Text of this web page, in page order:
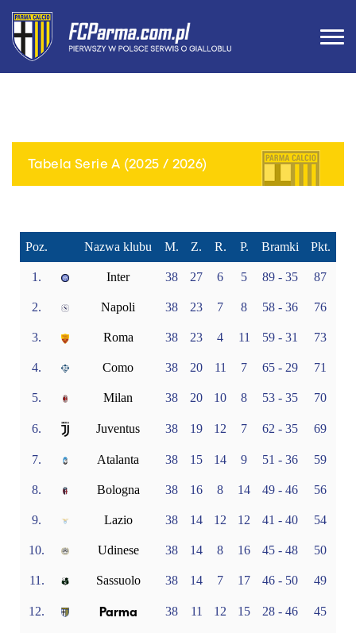
Tabela Serie A (2025 / 2026)
Poz. Nazwa klubu M. Z. R. P. Bramki Pkt.
1. Inter 38 27 6 5 89 - 35 87
2. Napoli 38 23 7 8 58 - 36 76
3. Roma 38 23 4 11 59 - 31 73
4. Como 38 20 11 7 65 - 29 71
5. Milan 38 20 10 8 53 - 35 70
6. Juventus 38 19 12 7 62 - 35 69
7. Atalanta 38 15 14 9 51 - 36 59
8. Bologna 38 16 8 14 49 - 46 56
9. Lazio 38 14 12 12 41 - 40 54
10. Udinese 38 14 8 16 45 - 48 50
11. Sassuolo 38 14 7 17 46 - 50 49
12. Parma 38 11 12 15 28 - 46 45